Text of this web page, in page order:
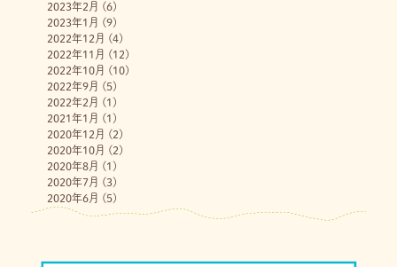
2023年2月 (6)
2023年1月 (9)
2022年12月 (4)
2022年11月 (12)
2022年10月 (10)
2022年9月 (5)
2022年2月 (1)
2021年1月 (1)
2020年12月 (2)
2020年10月 (2)
2020年8月 (1)
2020年7月 (3)
2020年6月 (5)